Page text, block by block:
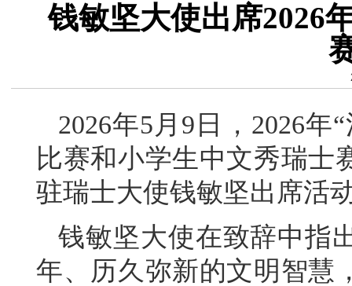
钱敏坚大使出席2026
2026年5月9日，2026
比赛和小学生中文秀瑞士
驻瑞士大使钱敏坚出席活
钱敏坚大使在致辞中指
年、历久弥新的文明智慧